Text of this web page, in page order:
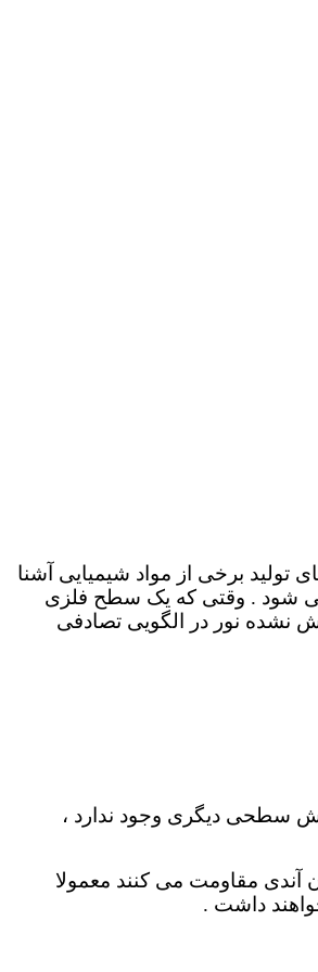
تولید برخی از مواد شیمیایی آشنا
می شود . وقتی که یک سطح فلزی
نشده نور در الگویی تصادفی
سطحی دیگری وجود ندارد ،
آندی مقاومت می کنند معمولا
داشت .